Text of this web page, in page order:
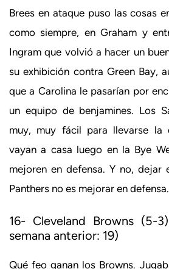
Brees en ataque puso las cosas
como siempre, en Graham y
Ingram que volvió a hacer un
su exhibición contra Green Bay,
que a Carolina le pasarían por
un equipo de benjamines. Los
muy, muy fácil para llevarse la
vayan a casa luego en la Bye
mejoren en defensa. Y no, dejar
Panthers no es mejorar en defensa.
16- Cleveland Browns (5-
semana anterior: 19)
Qué feo ganan los Browns.